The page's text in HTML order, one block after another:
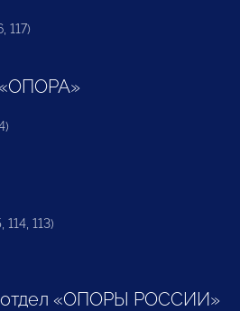
117)
114, 113)
«ОПОРЫ РОССИИ»